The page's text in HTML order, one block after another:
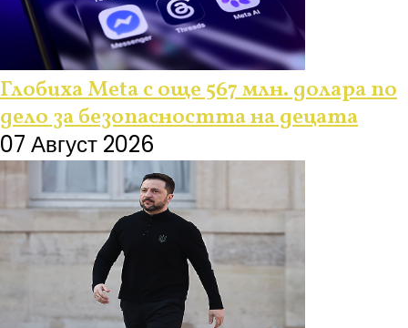
Глобиха Meta с още 567 млн. долара по
дело за безопасността на децата
07 Август 2026